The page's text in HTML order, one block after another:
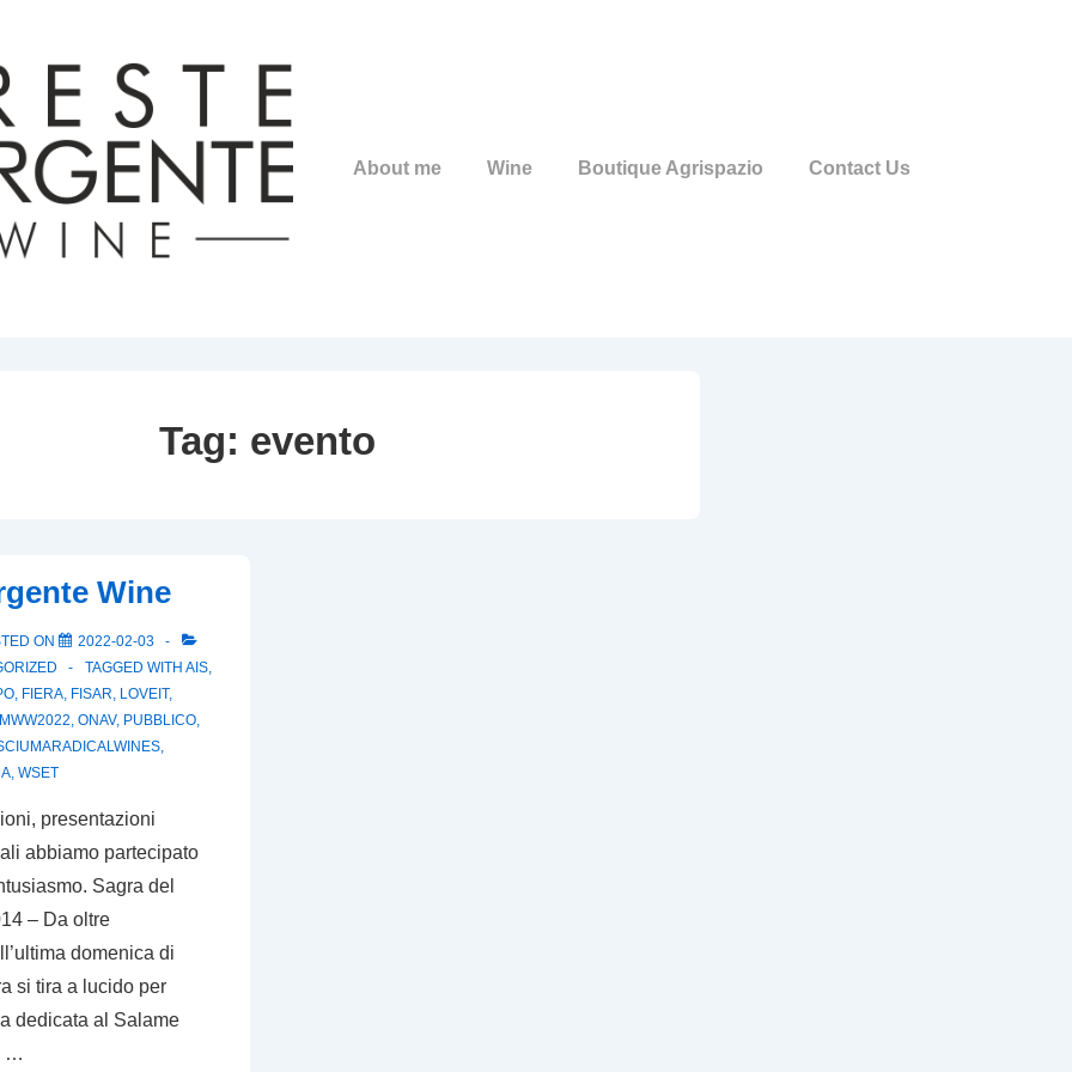
Main
About me Wine Boutique Agrispazio Contact Us
Tag: evento
Wine
ON
2022-02-03
TAGGED WITH AIS,
, FIERA, FISAR, LOVEIT,
MWW2022, ONAV, PUBBLICO,
,
, WSET
presentazioni
abbiamo partecipato
Sagra del
– Da oltre
domenica di
si tira a lucido per
dedicata al Salame
…